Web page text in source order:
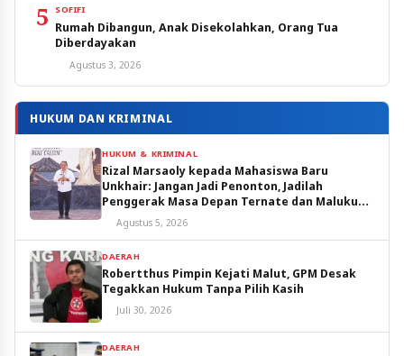
5 SOFIFI
Rumah Dibangun, Anak Disekolahkan, Orang Tua
Diberdayakan
Agustus 3, 2026
HUKUM DAN KRIMINAL
HUKUM & KRIMINAL
Rizal Marsaoly kepada Mahasiswa Baru
Unkhair: Jangan Jadi Penonton, Jadilah
Penggerak Masa Depan Ternate dan Maluku
Utara
Agustus 5, 2026
DAERAH
Robertthus Pimpin Kejati Malut, GPM Desak
Tegakkan Hukum Tanpa Pilih Kasih
Juli 30, 2026
DAERAH